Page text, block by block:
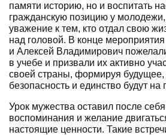
памяти историю, но и воспитать
гражданскую позицию у
уважение к тем, кто отдал свою
над головой. В конце
и Алексей Владимирович
в учебе и призвали их активно
своей страны, формируя будущее,
безопасность и единство будут
Урок мужества оставил после
воспоминания и желание
настоящие ценности. Такие